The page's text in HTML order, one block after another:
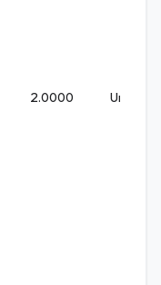
2.0000 Unidade